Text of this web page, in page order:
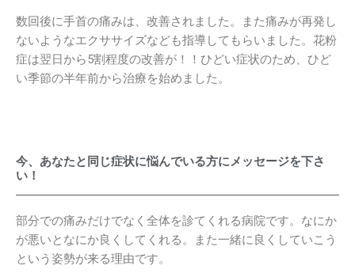
数回後に手首の痛みは、改善されました。また痛みが再発し
ないようなエクササイズなども指導してもらいました。花粉
症は翌日から5割程度の改善が！！ひどい症状のため、ひど
い季節の半年前から治療を始めました。
今、あなたと同じ症状に悩んでいる方にメッセージを下さ
い！
部分での痛みだけでなく全体を診てくれる病院です。なにか
が悪いとなにか良くしてくれる。また一緒に良くしていこう
という姿勢が来る理由です。